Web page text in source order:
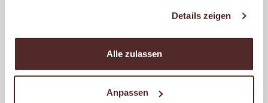
Details zeigen
Alle zulassen
Anpassen
Atmosphäre, einer freundlichen
Beratung. Ganz gleich, ob morgens auf
Ob jung oder alt, auf dem Schulweg, zum